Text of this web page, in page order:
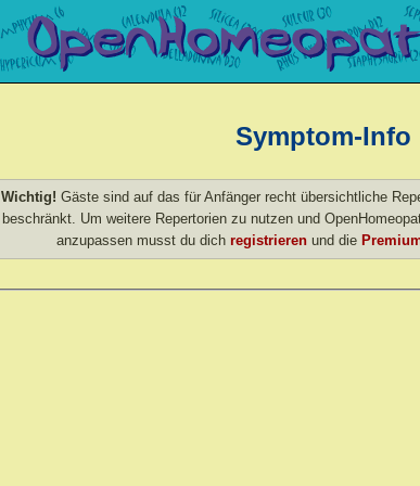
Symptom-Info
Wichtig! Gäste sind auf das für Anfänger recht übersichtliche
beschränkt. Um weitere Repertorien zu nutzen und
anzupassen musst du dich registrieren und die